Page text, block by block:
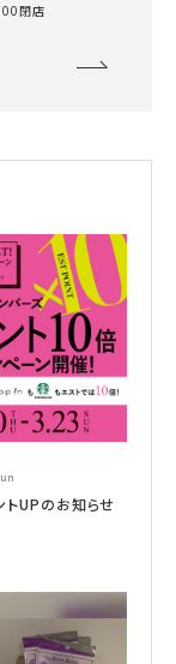
00閉店
トUPのお知らせ